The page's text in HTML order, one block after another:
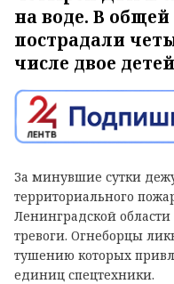
на воде. В
пострадали
числе двое
За минувшие сутки
территориального
Ленинградской
тревоги. Огнеборцы
тушению которых
единиц спецтехники.